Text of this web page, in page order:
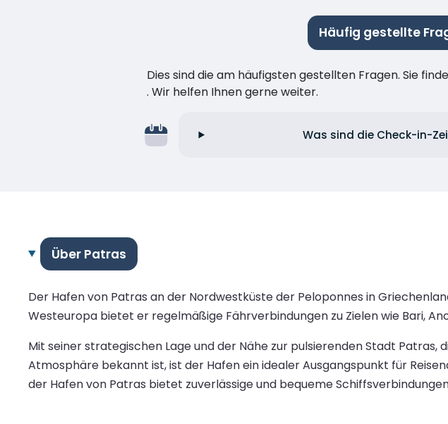
Häufig gestellte
Dies sind die am häufigsten gestellten Fragen. Sie
. Wir helfen Ihnen gerne weiter.
Was sind die Check-in-
Über Patras
Der Hafen von Patras an der Nordwestküste der Peloponnes in
Westeuropa bietet er regelmäßige Fährverbindungen zu Zielen wie Bari,
Mit seiner strategischen Lage und der Nähe zur pulsierenden Stadt
Atmosphäre bekannt ist, ist der Hafen ein idealer Ausgangspunkt für
der Hafen von Patras bietet zuverlässige und bequeme